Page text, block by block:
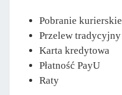
Pobranie kurierskie
Przelew tradycyjny
Karta kredytowa
Płatność PayU
Raty